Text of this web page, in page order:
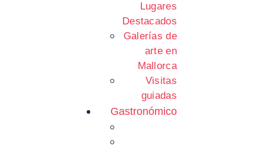
Lugares
Destacados
Galerías de
arte en
Mallorca
Visitas
guiadas
Gastronómico